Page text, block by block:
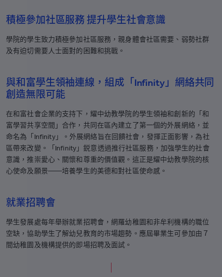
積極參加社區服務 提升學生社會意識
學院的學生致力積極參加社區服務，親身體會社區需要、弱勢社群
及有迫切需要人士面對的困難和挑戰。
與和富學生領袖連線，組成「Infinity」網絡共同
創造無限可能
在和富社會企業的支持下，耀中幼教學院的學生領袖和創新的「和
富學習共享空間」合作，共同在區內建立了第一個的外展網絡，並
命名為「Infinity」。外展網絡旨在回饋社會，發揮正面影響，為社
區帶來改變。「Infinity」鋭意透過推行社區服務，加強學生的社會
意識，推崇愛心、關懷和尊重的價值觀。這正是耀中幼教學院的核
心使命及願景——培養學生的美德和對社區使命感。
就業招聘會
學生發展處每年舉辦就業招聘會，網羅幼稚園和非牟利機構的職位
空缺，協助學生了解幼兒教育的市場趨勢。應屆畢業生可參加由７
間幼稚園及機構提供的即場招聘及面試。